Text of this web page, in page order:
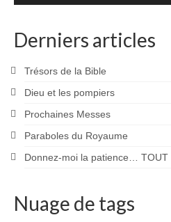
Derniers articles
Trésors de la Bible
Dieu et les pompiers
Prochaines Messes
Paraboles du Royaume
Donnez-moi la patience… TOUT
Nuage de tags